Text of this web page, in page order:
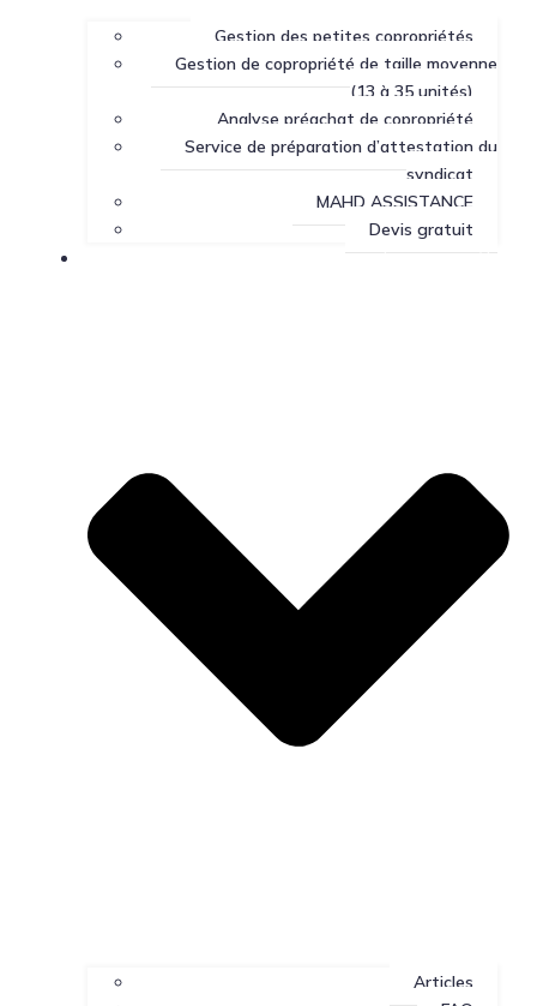
Gestion des petites copropriétés
Gestion de copropriété de taille moyenne
(13 à 35 unités)
Analyse préachat de copropriété
Service de préparation d’attestation du
syndicat
MAHD ASSISTANCE
Devis gratuit
Centre de ressources sur la copropriété
Articles